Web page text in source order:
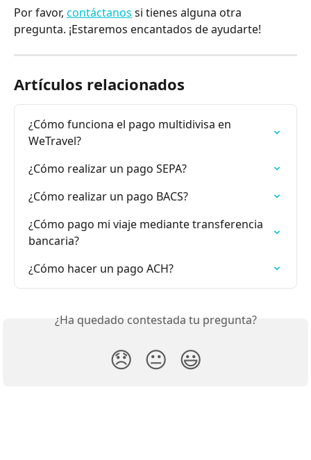
Por favor, contáctanos si tienes alguna otra
pregunta. ¡Estaremos encantados de ayudarte!
Artículos relacionados
¿Cómo funciona el pago multidivisa en
WeTravel?
¿Cómo realizar un pago SEPA?
¿Cómo realizar un pago BACS?
¿Cómo pago mi viaje mediante transferencia
bancaria?
¿Cómo hacer un pago ACH?
¿Ha quedado contestada tu pregunta?
😞 😐 😃